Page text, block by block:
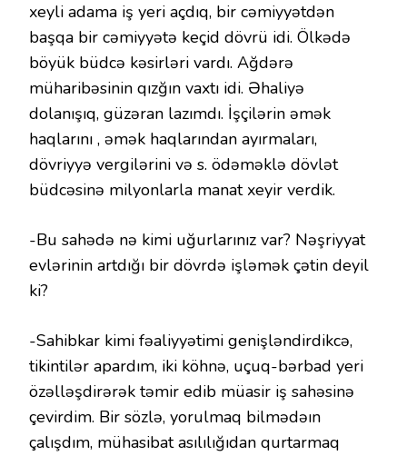
xeyli adama iş yeri açdıq, bir cəmiyyətdən
başqa bir cəmiyyətə keçid dövrü idi. Ölkədə
böyük büdcə kəsirləri vardı. Ağdərə
müharibəsinin qızğın vaxtı idi. Əhaliyə
dolanışıq, güzəran lazımdı. İşçilərin əmək
haqlarını , əmək haqlarından ayırmaları,
dövriyyə vergilərini və s. ödəməklə dövlət
büdcəsinə milyonlarla manat xeyir verdik.
-Bu sahədə nə kimi uğurlarınız var? Nəşriyyat
evlərinin artdığı bir dövrdə işləmək çətin deyil
ki?
-Sahibkar kimi fəaliyyətimi genişləndirdikcə,
tikintilər apardım, iki köhnə, uçuq-bərbad yeri
özəlləşdirərək təmir edib müasir iş sahəsinə
çevirdim. Bir sözlə, yorulmaq bilmədəın
çalışdım, mühasibat asılılığıdan qurtarmaq